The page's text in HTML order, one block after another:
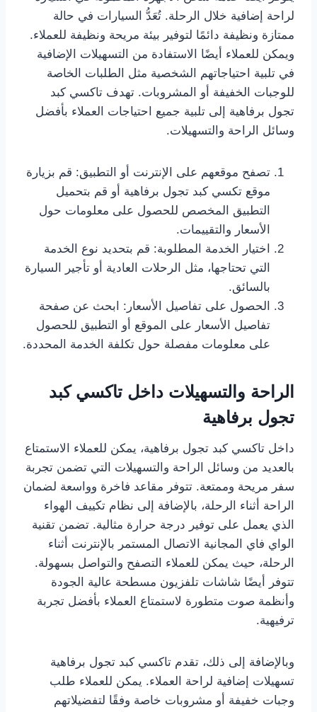
لراحة إضافية خلال الرحلة. تُعَدُّ السيارات في حالة
ممتازة ونظيفة دائمًا لتوفير بيئة مريحة ونظيفة للعملاء.
ويمكن للعملاء أيضًا الاستفادة من التسهيلات الإضافية
في تلبية احتياجاتهم الشخصية مثل الطلبات الخاصة
للوجبات الخفيفة أو المشروبات. تهدف تاكسي كبد
تجول برفاهية إلى تلبية جميع احتياجات العملاء بأفضل
وسائل الراحة والتسهيلات.
تصفح موقعهم على الإنترنت أو التطبيق: قم بزيارة
موقع تكسي كبد تجول برفاهية أو قم بتحميل
التطبيق المخصص للحصول على معلومات حول
الأسعار والتقييمات.
اختيار الخدمة المطلوبة: قم بتحديد نوع الخدمة
التي تحتاجها، مثل الرحلات العادية أو تأجير السيارة
بالسائق.
الحصول على تفاصيل الأسعار: ابحث عن صفحة
تفاصيل الأسعار على الموقع أو التطبيق للحصول
على معلومات مفصلة حول تكلفة الخدمة المحددة.
الراحة والتسهيلات داخل تاكسي كبد
تجول برفاهية
داخل تاكسي كبد تجول برفاهية، يمكن للعملاء الاستمتاع
بالعديد من وسائل الراحة والتسهيلات التي تضمن تجربة
سفر مريحة وممتعة. تتوفر مقاعد فاخرة وواسعة لضمان
الراحة أثناء الرحلة، بالإضافة إلى نظام تكييف الهواء
الذي يعمل على توفير درجة حرارة مثالية. تضمن تقنية
الواي فاي المجانية الاتصال المستمر بالإنترنت أثناء
الرحلة، حيث يمكن للعملاء التصفح والتواصل بسهولة.
تتوفر أيضًا شاشات تلفزيون مسطحة عالية الجودة
وأنظمة صوت متطورة لاستمتاع العملاء بأفضل تجربة
ترفيهية.
وبالإضافة إلى ذلك، تقدم تاكسي كبد تجول برفاهية
تسهيلات إضافية لراحة العملاء. يمكن للعملاء طلب
وجبات خفيفة أو مشروبات خاصة وفقًا لتفضيلاتهم